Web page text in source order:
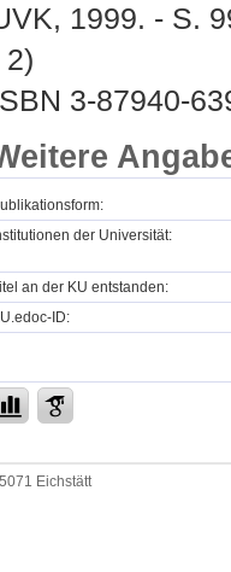
1999. - S.
2)
3-87940-
der Universität:
an der KU entstanden:
ID:
Eichstätt